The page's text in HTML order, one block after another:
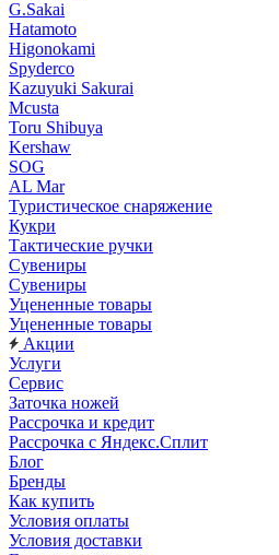
G.Sakai
Hatamoto
Higonokami
Spyderco
Kazuyuki Sakurai
Mcusta
Toru Shibuya
Kershaw
SOG
AL Mar
Туристическое снаряжение
Кукри
Тактические ручки
Сувениры
Сувениры
Уцененные товары
Уцененные товары
Акции
Услуги
Сервис
Заточка ножей
Рассрочка и кредит
Рассрочка с Яндекс.Сплит
Блог
Бренды
Как купить
Условия оплаты
Условия доставки